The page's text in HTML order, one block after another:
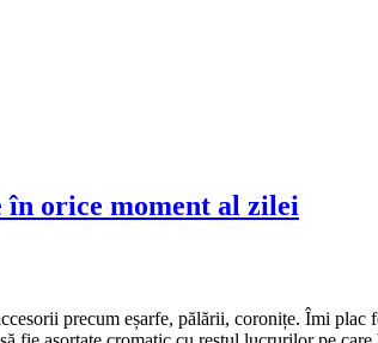
orice moment al zilei
precum eșarfe, pălării, coronițe. Îmi